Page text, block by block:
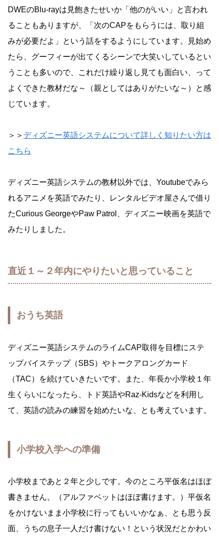
DWEのBlu-rayは見飽きたせいか「他のがいい」と言われ
ることもありますが、「次のCAPをもらうには、取り組
みが必要だよ」という話をするようにしています。見始め
たら、グーフィーが出てくるシーンで大笑いしているとい
うことも多いので、これだけ繰り返し見ても面白い、って
よくできた教材だな～（親としてはありがたいな～）と感
じています。
＞＞ ディズニー英語システムについて詳しく知りたい方は
こちら
ディズニー英語システムの教材以外では、Youtubeでみら
れるアニメを英語でみたり、レンタルビデオ屋さんで借り
たCurious GeorgeやPaw Patrol、ディズニー映画を英語で
みたりしました。
直近１～２年内にやりたいと思っていること
おうち英語
ディズニー英語システムのライムCAP取得を目標にステ
ップバイステップ（SBS）やトークアロングカード
（TAC）を続けていきたいです。また、年長か小学校１年
生くらいになったら、トド英語やRaz-Kidsなどを利用し
て、英語の読みの練習を始めたいな、とも考えています。
小学校入学への準備
小学校まであと２年と少しです。今のところ平仮名はほぼ
書きません。（アルファベットはほぼ書けます。）平仮名
をかけないまま小学校に行ってもいいかなぁ、とも思う反
面、うちの息子一人だけ書けない！という状況だとかわい